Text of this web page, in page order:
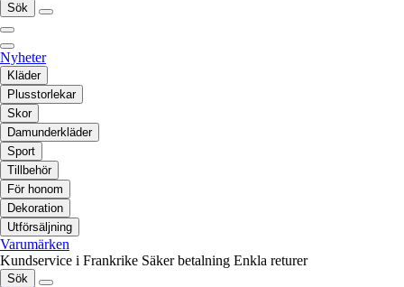
Sök
Nyheter
Kläder
Plusstorlekar
Skor
Damunderkläder
Sport
Tillbehör
För honom
Dekoration
Utförsäljning
Varumärken
Kundservice i Frankrike Säker betalning Enkla returer
Sök